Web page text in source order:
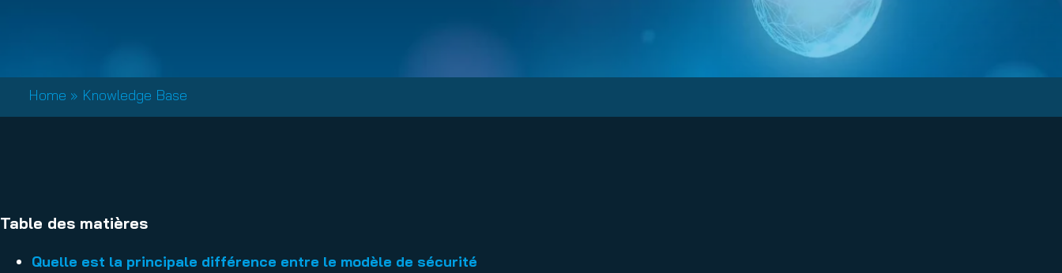
Home » Knowledge Base
Table des matières
Quelle est la principale différence entre le modèle de sécurité